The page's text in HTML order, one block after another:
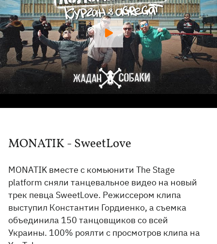
MONATIK - SweetLove
MONATIK вместе с комьюнити The Stage
platform сняли танцевальное видео на новый
трек певца SweetLove. Режиссером клипа
выступил Константин Гордиенко, а съемка
объединила 150 танцовщиков со всей
Украины. 100% роялти с просмотров клипа на